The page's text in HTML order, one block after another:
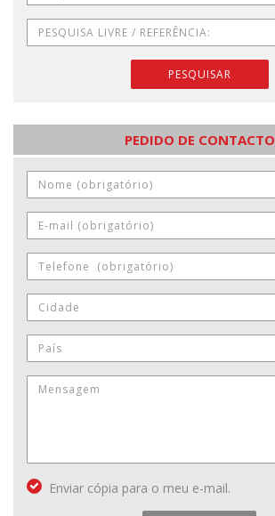
PESQUISAR
PEDIDO DE CONTACTO
Enviar cópia para o meu e-mail.